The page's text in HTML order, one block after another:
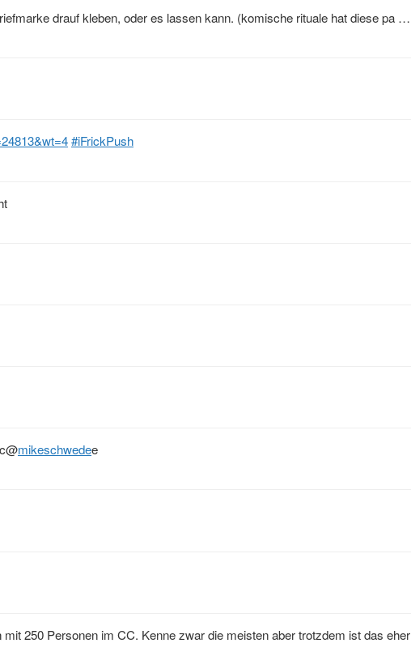
drauf kleben, oder es lassen kann. (komische rituale hat diese pa …
#iFrickPush
@mikeschwedee
250 Personen im CC. Kenne zwar die meisten aber trotzdem ist das eher